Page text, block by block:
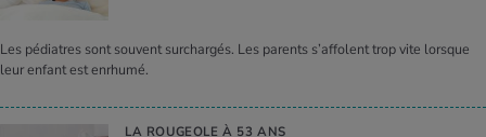
Les pédiatres sont souvent surchargés. Les parents s’affolent trop vite lorsque
leur enfant est enrhumé.
LA ROUGEOLE À 53 ANS